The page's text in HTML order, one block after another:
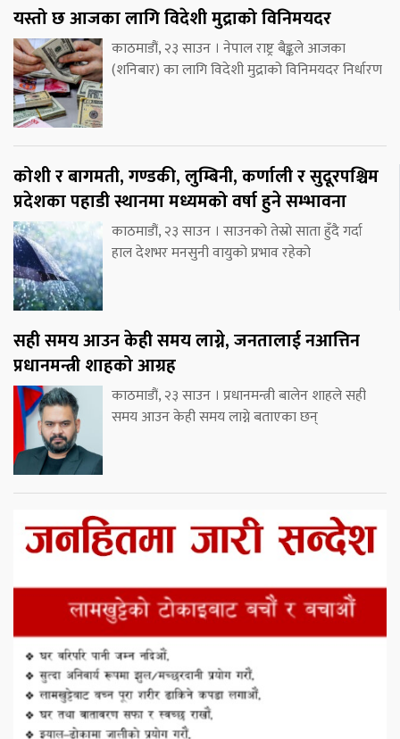
यस्तो छ आजका लागि विदेशी मुद्राको विनिमयदर
काठमाडौं, २३ साउन । नेपाल राष्ट्र बैङ्कले आजका
(शनिबार) का लागि विदेशी मुद्राको विनिमयदर निर्धारण
कोशी र बागमती, गण्डकी, लुम्बिनी, कर्णाली र सुदूरपश्चिम
प्रदेशका पहाडी स्थानमा मध्यमको वर्षा हुने सम्भावना
काठमाडौं, २३ साउन । साउनको तेस्रो साता हुँदै गर्दा
हाल देशभर मनसुनी वायुको प्रभाव रहेको
सही समय आउन केही समय लाग्ने, जनतालाई नआत्तिन
प्रधानमन्त्री शाहको आग्रह
काठमाडौं, २३ साउन । प्रधानमन्त्री बालेन शाहले सही
समय आउन केही समय लाग्ने बताएका छन्